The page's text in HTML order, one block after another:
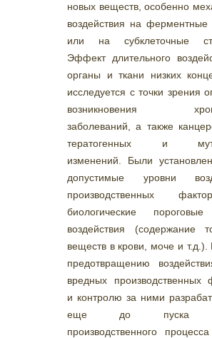
новых веществ, особенно
воздействия на ферментные
или на субклеточные
Эффект длительного
органы и ткани низких
исследуется с точки зрения
возникновения
заболеваний, а также
тератогенных и
изменений. Были
допустимые уровни
производственных
биологические
воздействия (содержание
веществ в крови, моче и
предотвращению
вредных производственных
и контролю за ними
еще до пуска
производственного